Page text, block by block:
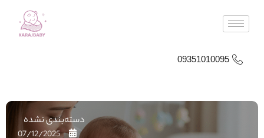
09351010095
دسته‌بندی نشده
07/12/2025